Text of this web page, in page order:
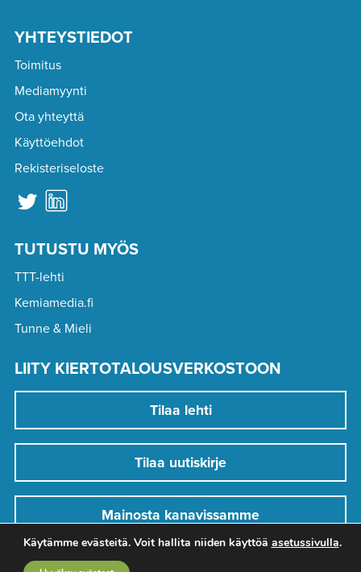
YHTEYSTIEDOT
Toimitus
Mediamyynti
Ota yhteyttä
Käyttöehdot
Rekisteriseloste
TUTUSTU MYÖS
TTT-lehti
Kemiamedia.fi
Tunne & Mieli
LIITY KIERTOTALOUSVERKOSTOON
Tilaa lehti
Tilaa uutiskirje
Mainosta kanavissamme
Käytämme evästeitä. Voit hallita niiden käyttöä asetussivulla.